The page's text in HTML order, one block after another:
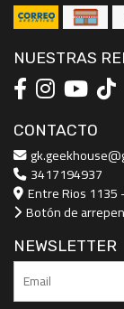
NUESTRAS
CONTACTO
3417194937
Entre Rios 1135
Botón de
NEWSLETTER